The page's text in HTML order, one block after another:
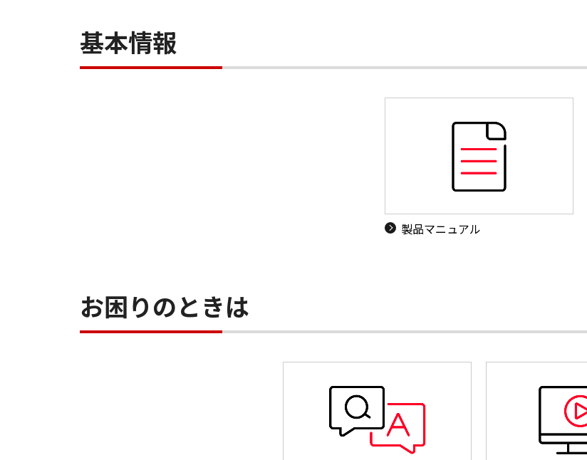
基本情報
製品マニュアル
お困りのときは